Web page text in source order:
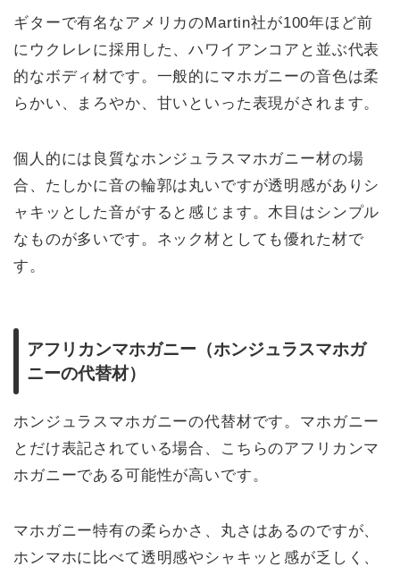
ギターで有名なアメリカのMartin社が100年ほど前
にウクレレに採用した、ハワイアンコアと並ぶ代表
的なボディ材です。一般的にマホガニーの音色は柔
らかい、まろやか、甘いといった表現がされます。
個人的には良質なホンジュラスマホガニー材の場
合、たしかに音の輪郭は丸いですが透明感がありシ
ャキッとした音がすると感じます。木目はシンプル
なものが多いです。ネック材としても優れた材で
す。
アフリカンマホガニー（ホンジュラスマホガ
ニーの代替材）
ホンジュラスマホガニーの代替材です。マホガニー
とだけ表記されている場合、こちらのアフリカンマ
ホガニーである可能性が高いです。
マホガニー特有の柔らかさ、丸さはあるのですが、
ホンマホに比べて透明感やシャキッと感が乏しく、